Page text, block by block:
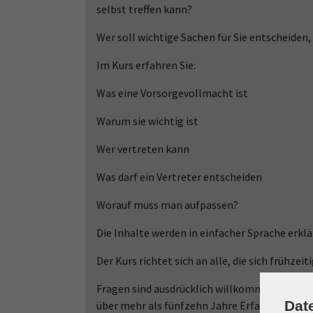
selbst treffen kann?
Wer soll wichtige Sachen für Sie entscheiden,
Im Kurs erfahren Sie:
Was eine Vorsorgevollmacht ist
Warum sie wichtig ist
Wer vertreten kann
Was darf ein Vertreter entscheiden
Worauf muss man aufpassen?
Die Inhalte werden in einfacher Sprache
Der Kurs richtet sich an alle, die sich
Fragen sind ausdrücklich willkommen.Die
über mehr als fünfzehn Jahre Erfahrung in